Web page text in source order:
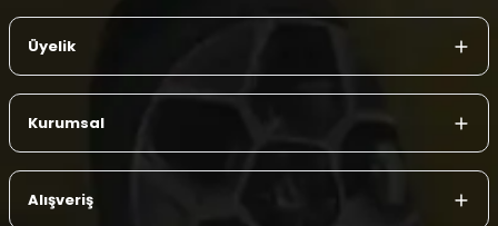
Üyelik
Kurumsal
Alışveriş